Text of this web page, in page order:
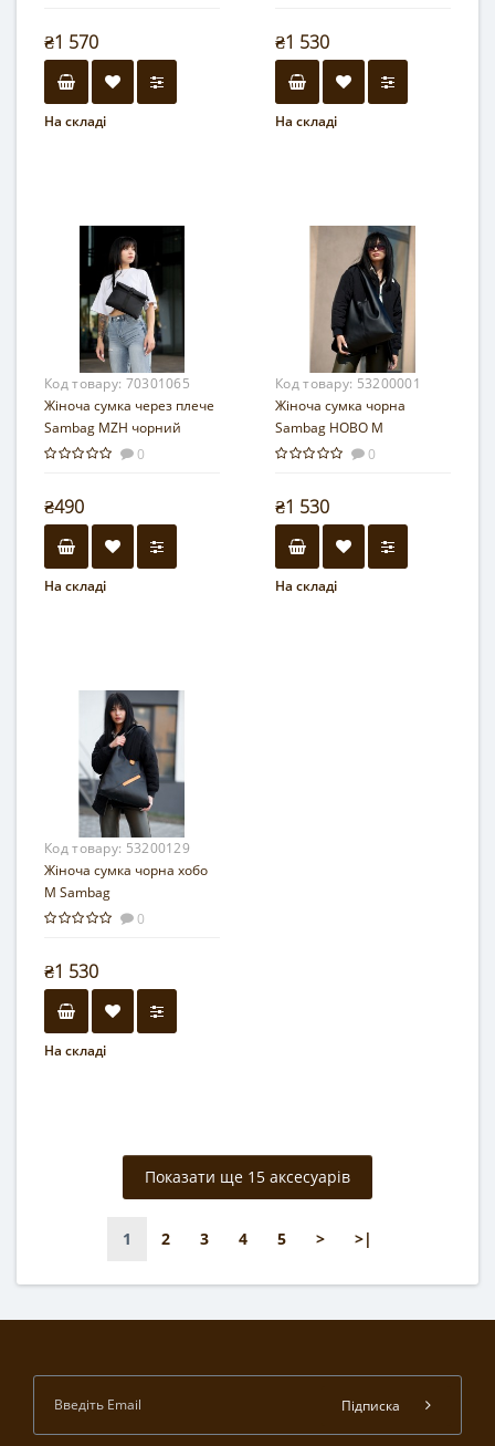
₴1 570
На складі
₴1 530
На складі
Код товару: 70301065
Жіноча сумка через плече
Sambag MZH чорний
тканевий
0
₴490
На складі
Код товару: 53200001
Жіноча сумка чорна
Sambag HOBO M
0
₴1 530
На складі
Код товару: 53200129
Жіноча сумка чорна хобо
M Sambag
0
₴1 530
На складі
Показати ще 15 аксесуарів
1 2 3 4 5 > >|
Підписка